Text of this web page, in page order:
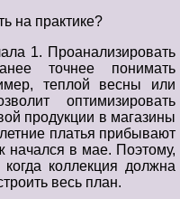
на практике?
1. Проанализировать
точнее понимать
теплой весны или
оптимизировать
продукции в магазины
платья прибывают
начался в мае. Поэтому,
коллекция должна
весь план.